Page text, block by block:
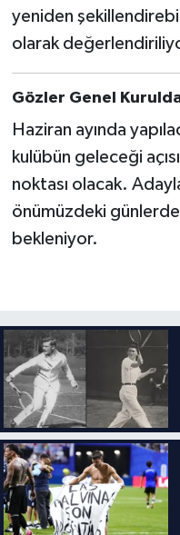
yeniden
olarak
Gözler Genel
Haziran ayında
kulübün geleceği
noktası olacak.
önümüzdeki günlerde
bekleniyor.